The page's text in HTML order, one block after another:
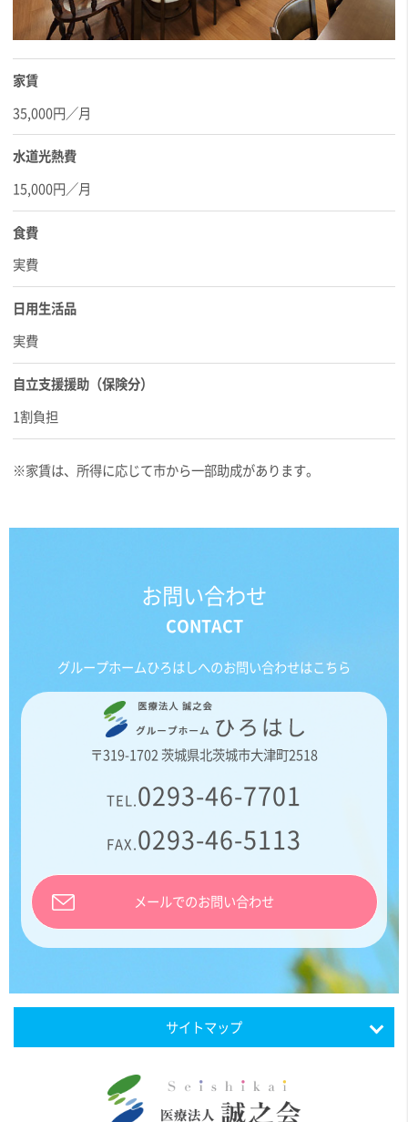
家賃
35,000円／月
水道光熱費
15,000円／月
食費
実費
日用生活品
実費
自立支援援助（保険分）
1割負担
※家賃は、所得に応じて市から一部助成があります。
お問い合わせ
グループホームひろはしへのお問い合わせはこちら
〒319-1702 茨城県北茨城市大津町2518
TEL.0293-46-7701
FAX.0293-46-5113
メールでのお問い合わせ
サイトマップ